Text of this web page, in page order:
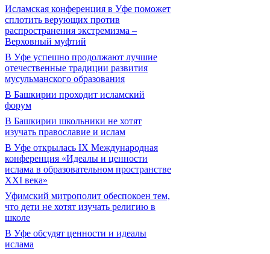
Исламская конференция в Уфе поможет
сплотить верующих против
распространения экстремизма –
Верховный муфтий
В Уфе успешно продолжают лучшие
отечественные традиции развития
мусульманского образования
В Башкирии проходит исламский
форум
В Башкирии школьники не хотят
изучать православие и ислам
В Уфе открылась IX Международная
конференция «Идеалы и ценности
ислама в образовательном пространстве
XXI века»
Уфимский митрополит обеспокоен тем,
что дети не хотят изучать религию в
школе
В Уфе обсудят ценности и идеалы
ислама